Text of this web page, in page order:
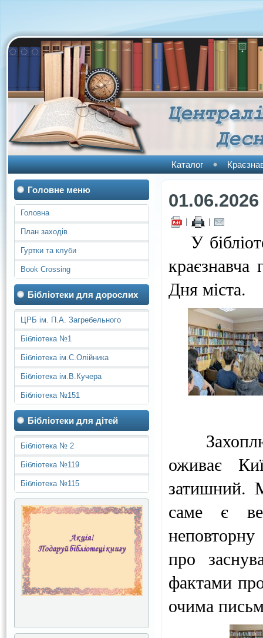
Каталог
Головне меню
Головна
План заходів
Гуртки та клуби
Book Crossing
Бібліотеки для дорослих
ЦРБ ім. П.А. Загребельного
Бібліотека №1
Бібліотека ім.С.Олійника
Бібліотека ім.В.Кучера
Бібліотека №151
Бібліотеки для дітей
Бібліотека № 2
Бібліотека №119
Бібліотека №115
01.06.2026
| |
У
Дня міста.
оживає
затишний.
саме є
про
фактами
очима